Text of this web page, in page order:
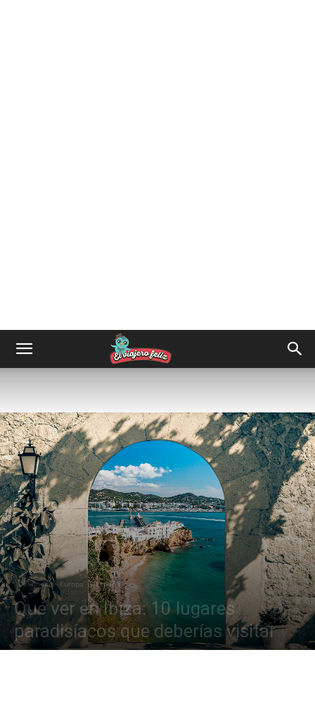
Destinos Europa España
Qué ver en Ibiza: 10 lugares
paradisíacos que deberías visitar